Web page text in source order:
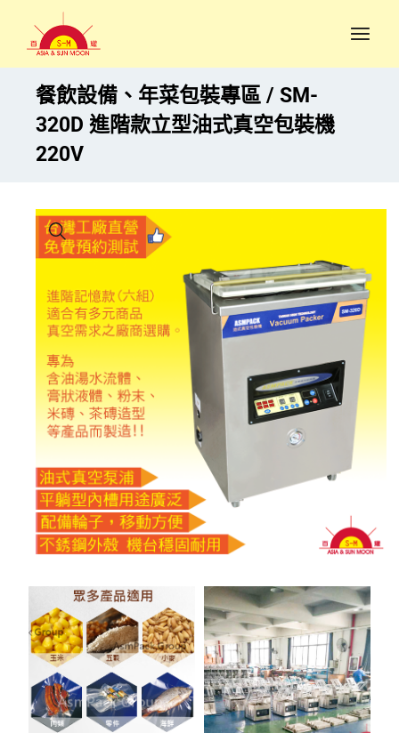
餐飲設備、年菜包裝專區
SM-
320D 進階款立型油式真空包裝機
220V